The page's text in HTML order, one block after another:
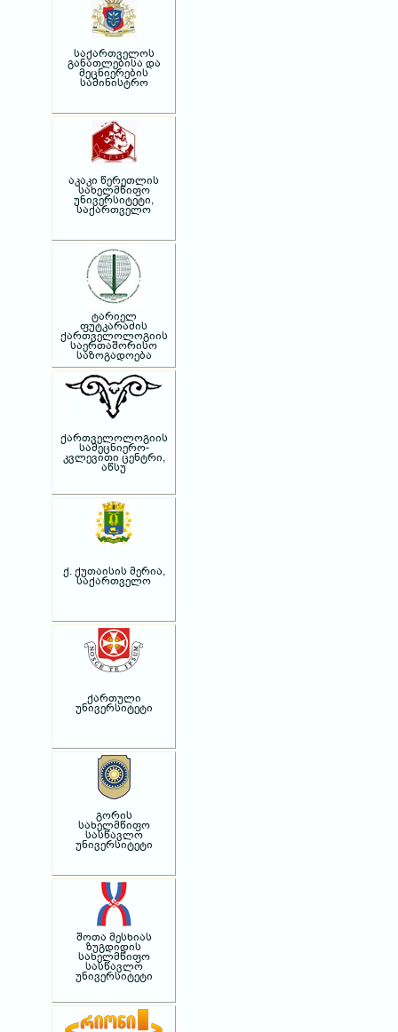
საქართველოს
განათლებისა და
მეცნიერების
სამინისტრო
აკაკი წერეთლის
სახელმწიფო
უნივერსიტეტი,
საქართველო
ტარიელ
ფუტკარაძის
ქართველოლოგიის
საერთაშორისო
საზოგადოება
ქართველოლოგიის
სამეცნიერო-
კვლევითი ცენტრი,
აწსუ
ქ. ქუთაისის მერია,
საქართველო
ქართული
უნივერსიტეტი
გორის
სახელმწიფო
სასწავლო
უნივერსიტეტი
შოთა მესხიას
ზუგდიდის
სახელმწიფო
სასწავლო
უნივერსიტეტი